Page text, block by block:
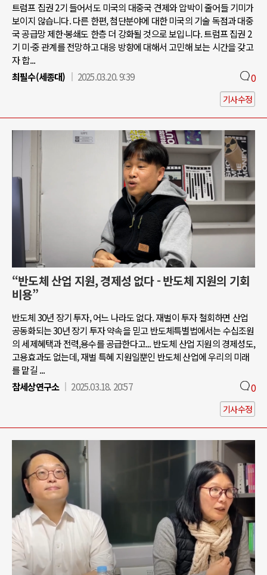
트럼프 집권 2기 들어서도 미국의 대중국 견제와 압박이 줄어들 기미가
보이지 않습니다. 다른 한편, 첨단분야에 대한 미국의 기술 독점과 대중
국 공급망 제한·봉쇄도 한층 더 강화될 것으로 보입니다. 트럼프 집권 2
기 미·중 관계를 전망하고 대응 방향에 대해서 고민해 보는 시간을 갖고
자 합...
최필수(세종대)
2025.03.20. 9:39 0
기사수정
“반도체 산업 지원, 경제성 없다 - 반도체 지원의 기회
비용”
반도체 30년 장기 투자, 어느 나라도 없다. 재벌이 투자 철회하면 산업
공동화되는 30년 장기 투자 약속을 믿고 반도체특별법에서는 수십조원
의 세제혜택과 전력,용수를 공급한다고... 반도체 산업 지원의 경제성도,
고용효과도 없는데, 재벌 특혜 지원일뿐인 반도체 산업에 우리의 미래
를 맡길 ...
참세상연구소
2025.03.18. 20:57 0
기사수정